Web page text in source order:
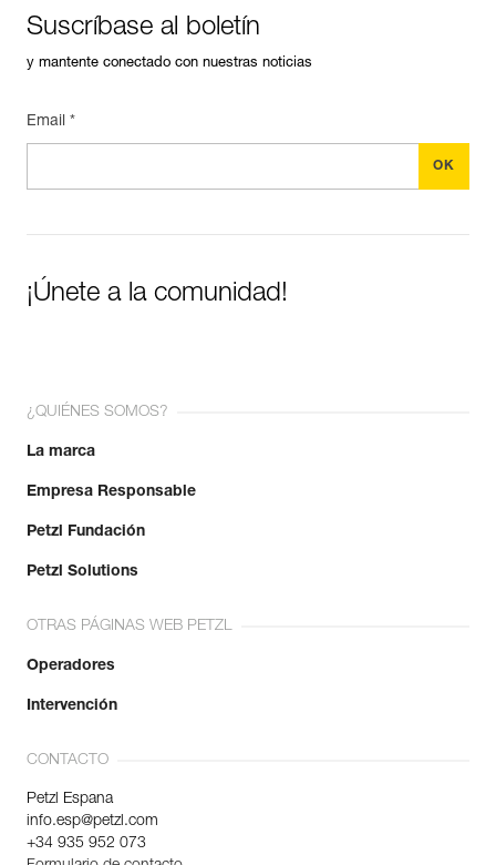
Suscríbase al boletín
y mantente conectado con nuestras noticias
Email *
¡Únete a la comunidad!
¿QUIÉNES SOMOS?
La marca
Empresa Responsable
Petzl Fundación
Petzl Solutions
OTRAS PÁGINAS WEB PETZL
Operadores
Intervención
CONTACTO
Petzl Espana
info.esp@petzl.com
+34 935 952 073